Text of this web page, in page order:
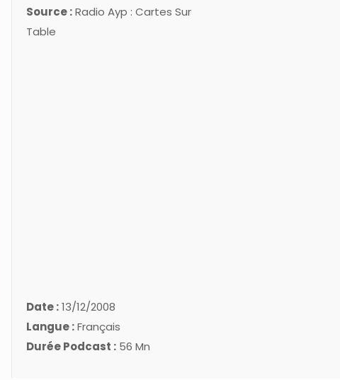
Source :Radio Ayp : Cartes Sur
Table
Date :13/12/2008
Langue :Français
Durée Podcast : 56 Mn